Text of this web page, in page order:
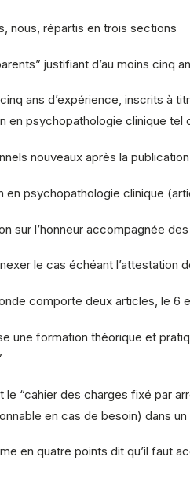
nous, répartis en trois sections
justifiant d’au moins cinq
ans d’expérience, inscrits à
en psychopathologie clinique tel
nouveaux après la
psychopathologie clinique
sur l’honneur accompagnée
le cas échéant l’attestation
comporte deux articles, le 6
une formation théorique et
le “cahier des charges fixé par
en cas de besoin) dans
en quatre points dit qu’il faut